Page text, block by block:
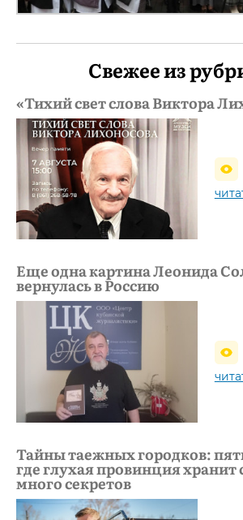
Свежее из
«Тихий свет слова Виктора
Еще одна картина Леонида
вернулась в Россию
Тайны таежных городков:
где глухая провинция
много секретов